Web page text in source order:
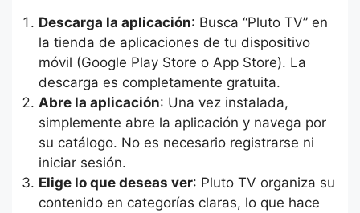
Descarga la aplicación: Busca “Pluto TV” en
la tienda de aplicaciones de tu dispositivo
móvil (Google Play Store o App Store). La
descarga es completamente gratuita.
Abre la aplicación: Una vez instalada,
simplemente abre la aplicación y navega por
su catálogo. No es necesario registrarse ni
iniciar sesión.
Elige lo que deseas ver: Pluto TV organiza su
contenido en categorías claras, lo que hace